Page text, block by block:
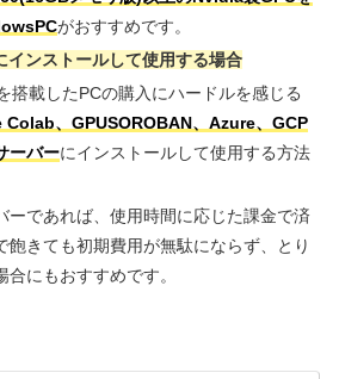
がおすすめです。
インストールして使用する場合
搭載したPCの購入にハードルを感じる
、GPUSOROBAN、Azure、GCP
ーバーにインストールして使用する方法
ーであれば、使用時間に応じた課金で済
飽きても初期費用が無駄にならず、とり
合にもおすすめです。